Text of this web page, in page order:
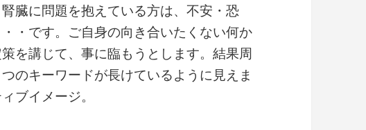
臓に問題を抱えている方は、不安・恐
・です。ご自身の向き合いたくない何か
を講じて、事に臨もうとします。結果周
のキーワードが長けているように見えま
ブイメージ。